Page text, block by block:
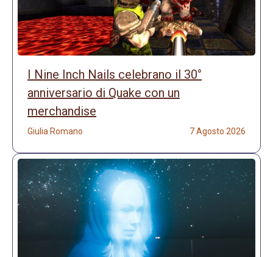
I Nine Inch Nails celebrano il 30°
anniversario di Quake con un
merchandise
Giulia Romano 7 Agosto 2026